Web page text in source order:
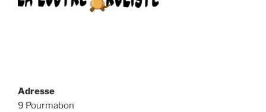
Adresse
9 Pourmabon